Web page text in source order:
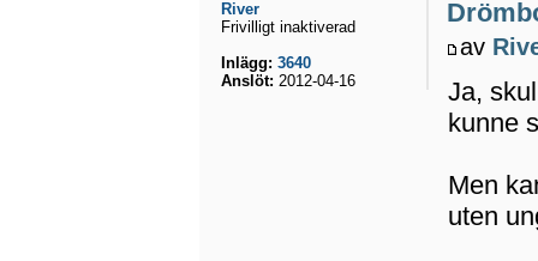
av
Ja,
kunne
Men
uten
River
Frivilligt inaktiverad
Inlägg: 3640
Anslöt: 2012-04-16